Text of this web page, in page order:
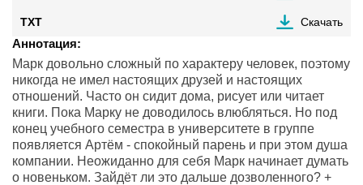
TXT Скачать
Аннотация:
Марк довольно сложный по характеру человек, поэтому
никогда не имел настоящих друзей и настоящих
отношений. Часто он сидит дома, рисует или читает
книги. Пока Марку не доводилось влюбляться. Но под
конец учебного семестра в университете в группе
появляется Артём - спокойный парень и при этом душа
компании. Неожиданно для себя Марк начинает думать
о новеньком. Зайдёт ли это дальше дозволенного? +